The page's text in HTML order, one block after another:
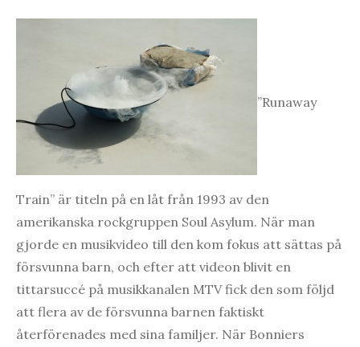
”Runaway
Train” är titeln på en låt från 1993 av den
amerikanska rockgruppen Soul Asylum. När man
gjorde en musikvideo till den kom fokus att sättas på
försvunna barn, och efter att videon blivit en
tittarsuccé på musikkanalen MTV fick den som följd
att flera av de försvunna barnen faktiskt
återförenades med sina familjer. När Bonniers